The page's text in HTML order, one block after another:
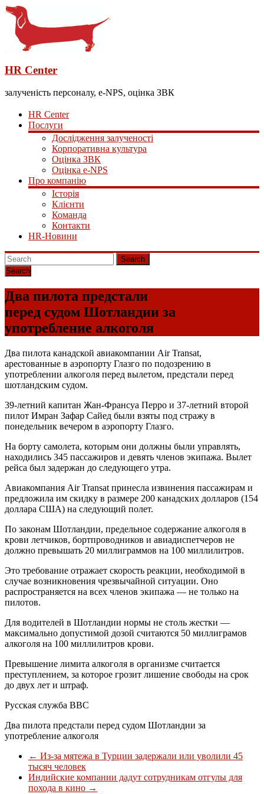
HR Center
залученість персоналу, e-NPS, оцінка ЗВК
HR Center
Послуги
Дослідження залученості
Корпоративна культура
Оцінка ЗВК
Оцінка e-NPS
Про компанію
Історія
Клієнти
Команда
Контакти
HR-Новини
Search
Два пилота предстали
перед судом Шотландии за
употребление алкоголя
Два пилота канадской авиакомпании Air Transat,
арестованные в аэропорту Глазго по подозрению в
употреблении алкоголя перед вылетом, предстали перед
шотландским судом.
39-летний капитан Жан-Франсуа Перро и 37-летний второй
пилот Имран Зафар Сайед были взяты под стражу в
понедельник вечером в аэропорту Глазго.
На борту самолета, которым они должны были управлять,
находились 345 пассажиров и девять членов экипажа. Вылет
рейса был задержан до следующего утра.
Авиакомпания Air Transat принесла извинения пассажирам и
предложила им скидку в размере 200 канадских долларов (154
доллара США) на следующий полет.
По законам Шотландии, предельное содержание алкоголя в
крови летчиков, бортпроводников и авиадиспетчеров не
должно превышать 20 миллиграммов на 100 миллилитров.
Это требование отражает скорость реакции, необходимой в
случае возникновения чрезвычайной ситуации. Оно
распространяется на всех членов экипажа — не только на
пилотов.
Для водителей в Шотландии нормы не столь жестки —
максимально допустимой дозой считаются 50 миллиграмов
алкоголя на 100 миллилитров крови.
Превышение лимита алкоголя в организме считается
преступлением, за которое грозит лишение свободы на срок
до двух лет и штраф.
Русская служба ВВС
Два пилота предстали перед судом Шотландии за
употребление алкоголя
← Из-за мятежа в Турции задержали или уволили 45
тысяч человек
Индийские компании дадут сотрудникам отгулы для
похода в кино →